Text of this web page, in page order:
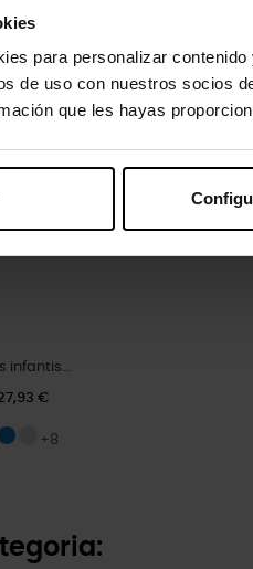
para personalizar
de uso con nuestros socios
que les hayas
infantis...
€
+8